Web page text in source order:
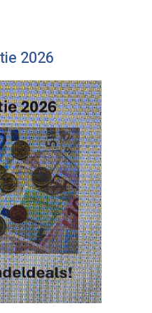
2026